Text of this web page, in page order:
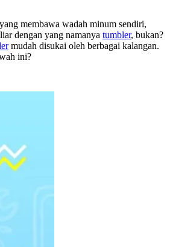
membawa wadah minum sendiri,
dengan yang namanya tumbler, bukan?
mudah disukai oleh berbagai kalangan.
ini?